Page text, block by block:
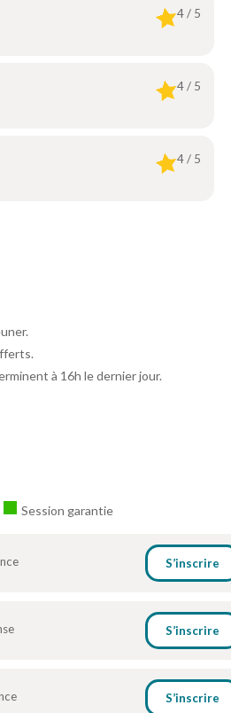
4 / 5
4 / 5
4 / 5
à 16h le dernier jour.
Session garantie
S’inscrire
S’inscrire
S’inscrire